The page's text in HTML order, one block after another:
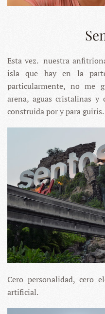
Esta vez. nuestra
isla que hay en la
particularmente, no me
arena, aguas cristalinas y
construida por y para guiris.
Cero personalidad, cero
artificial.